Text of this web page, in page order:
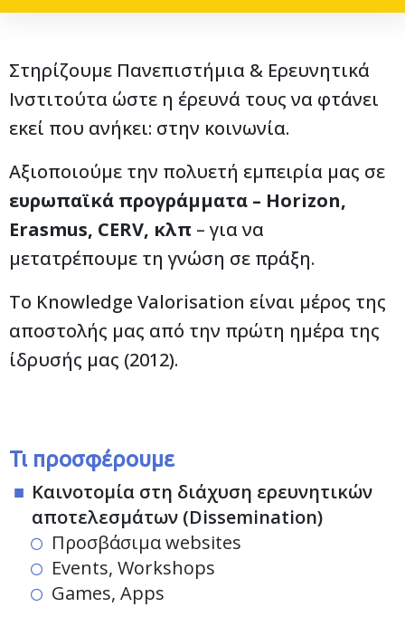
Στηρίζουμε Πανεπιστήμια & Ερευνητικά
Ινστιτούτα ώστε η έρευνά τους να φτάνει
εκεί που ανήκει: στην κοινωνία.
Αξιοποιούμε την πολυετή εμπειρία μας σε
ευρωπαϊκά προγράμματα – Horizon,
Erasmus, CERV, κλπ – για να
μετατρέπουμε τη γνώση σε πράξη.
Το Knowledge Valorisation είναι μέρος της
αποστολής μας από την πρώτη ημέρα της
ίδρυσής μας (2012).
Τι προσφέρουμε
Καινοτομία στη διάχυση ερευνητικών
αποτελεσμάτων (Dissemination)
Προσβάσιμα websites
Events, Workshops
Games, Apps